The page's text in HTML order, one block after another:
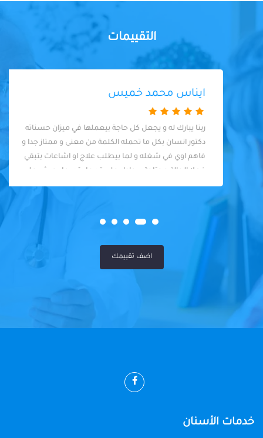
التقييمات
ايناس محمد خميس
ربنا يبارك له و يجعل كل حاجة بيعملها في ميزان حسناته
دكتور انسان بكل ما تحمله الكلمة من معنى و ممتاز جدا و
فاهم اوي في شغله و لما بيطلب علاج او اشاعات بتبقي
فعلا الحالة محتاجة بيحاول علي قد ما يقدر ما يجيش علي
المريض او يكلفه كتير
اضف تقييمك
خدمات الأسنان